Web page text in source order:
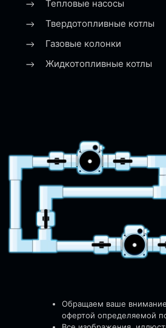
Тепловые насосы
Твердотопливные котлы
Газовые колонки
Жидкотопливные котлы
Обращаем ваше внимание
офертой определяемой